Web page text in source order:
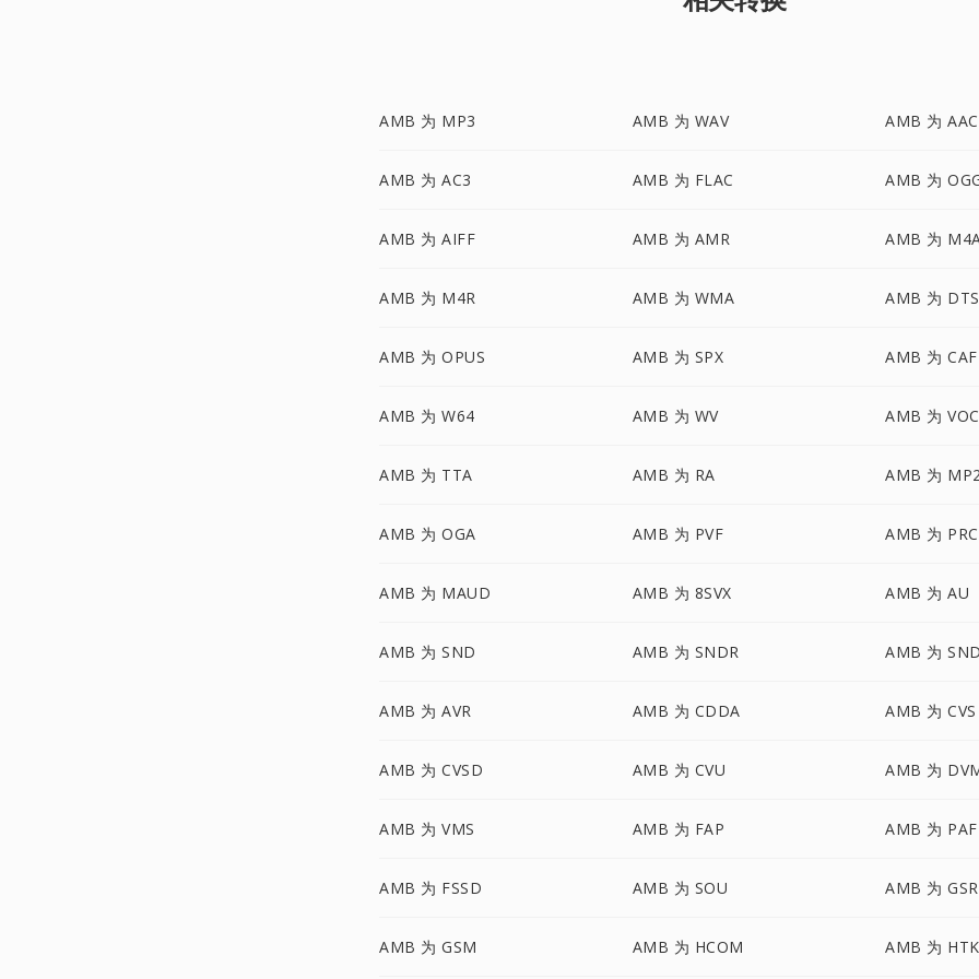
AMB 为 MP3 AMB 为 WAV AMB 为 AAC
AMB 为 AC3 AMB 为 FLAC AMB 为
AMB 为 AIFF AMB 为 AMR AMB 为
AMB 为 M4R AMB 为 WMA AMB 为 DTS
AMB 为 OPUS AMB 为 SPX AMB 为 CAF
AMB 为 W64 AMB 为 WV AMB 为 VOC
AMB 为 TTA AMB 为 RA AMB 为
AMB 为 OGA AMB 为 PVF AMB 为 PRC
AMB 为 MAUD AMB 为 8SVX AMB 为 AU
AMB 为 SND AMB 为 SNDR AMB 为
AMB 为 AVR AMB 为 CDDA AMB 为 CVS
AMB 为 CVSD AMB 为 CVU AMB 为
AMB 为 VMS AMB 为 FAP AMB 为 PAF
AMB 为 FSSD AMB 为 SOU AMB 为
AMB 为 GSM AMB 为 HCOM AMB 为 HTK